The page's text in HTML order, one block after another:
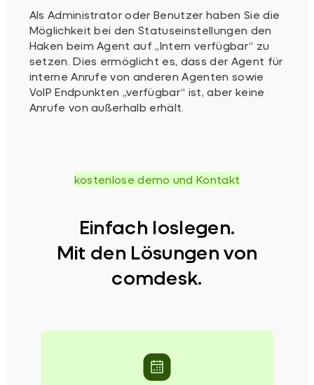
Als Administrator oder Benutzer haben Sie die
Möglichkeit bei den Statuseinstellungen den
Haken beim Agent auf „Intern verfügbar“ zu
setzen. Dies ermöglicht es, dass der Agent für
interne Anrufe von anderen Agenten sowie
VoIP Endpunkten „verfügbar“ ist, aber keine
Anrufe von außerhalb erhält.
kostenlose demo und Kontakt
Einfach loslegen.
Mit den Lösungen von
comdesk.